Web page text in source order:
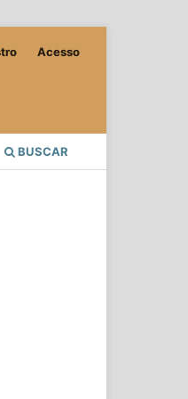
BUSCAR
Acesso